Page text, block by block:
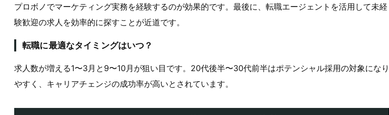
プロボノでマーケティング実務を経験するのが効果的です。最後に、転職エージェントを活用して未経
験歓迎の求人を効率的に探すことが近道です。
転職に最適なタイミングはいつ？
求人数が増える1〜3月と9〜10月が狙い目です。20代後半〜30代前半はポテンシャル採用の対象になり
やすく、キャリアチェンジの成功率が高いとされています。